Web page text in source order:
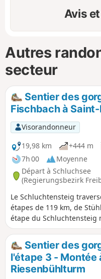
Avis
Autres
secteur
Sentier des
Fischbach à
Visorandonneur
19,98 km
+444 m
7h 00
Moyenne
Départ à Schluchsee
(Regierungsbezirk
Le Schluchtensteig
étapes de 119 km, de
étape du Schluchtensteig
gorge et est donc assez
toutefois pas sous-
l'Unterkrummenhof, où
randonneurs, et après St.
route forestière est longue
Sentier des
l'étape 3 - Montée
Riesenbühlturm